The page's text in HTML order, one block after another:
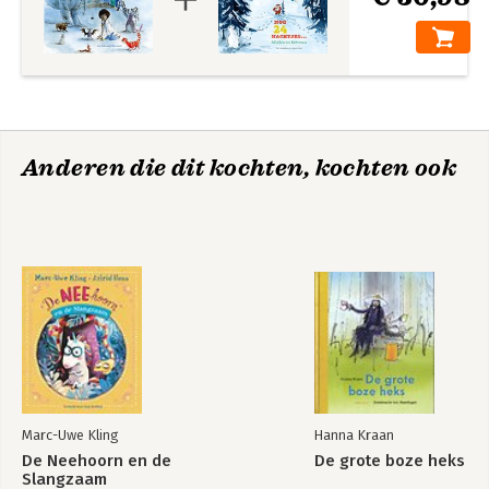
Anderen die dit kochten, kochten ook
Marc-Uwe Kling
De Neehoorn en de
Slangzaam
Hanna Kraan
De grote boze heks